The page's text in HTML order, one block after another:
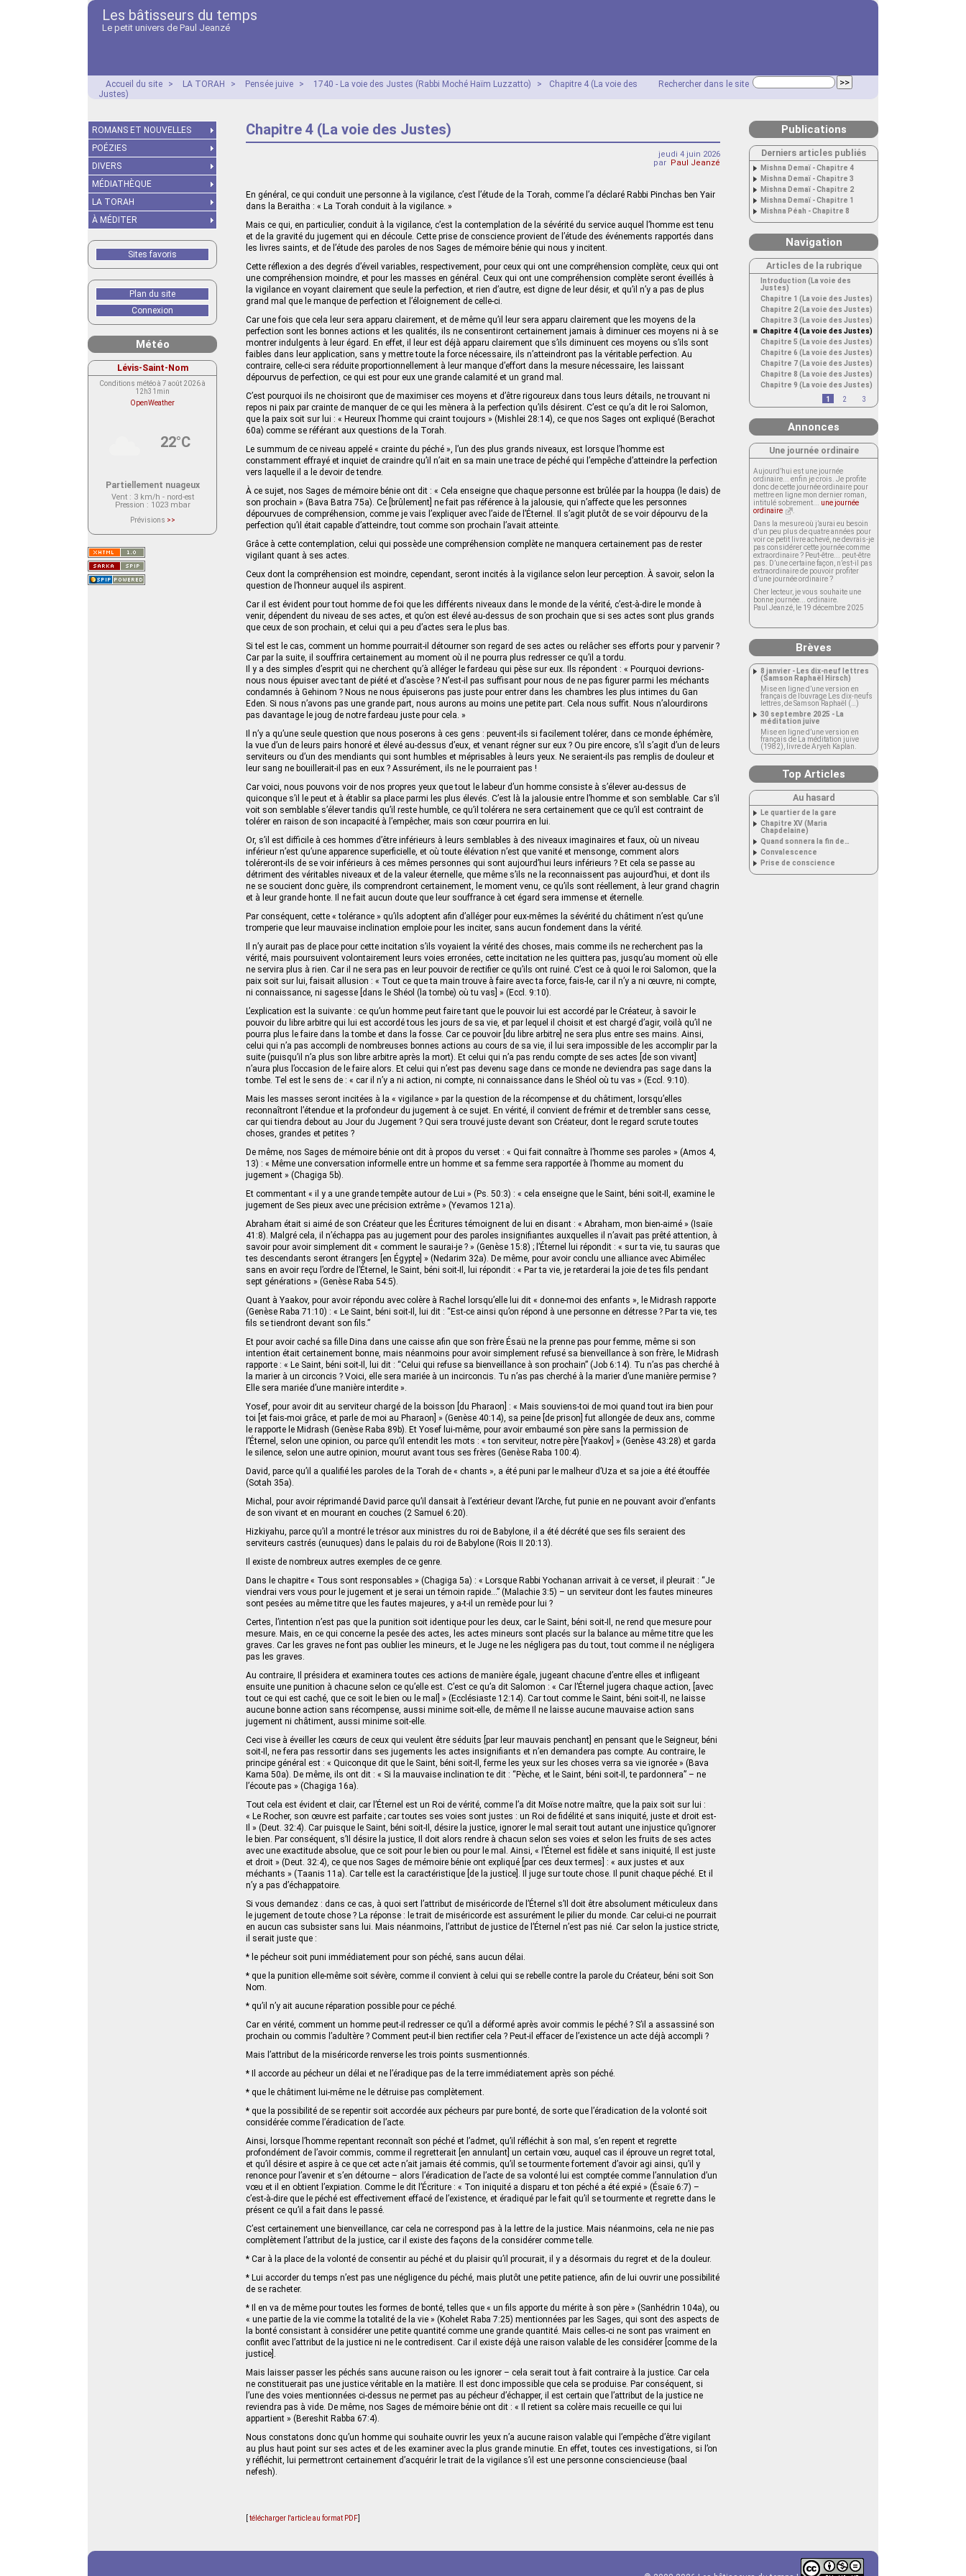
Les bâtisseurs du temps
Le petit univers de Paul Jeanzé
Rechercher dans le site
Accueil du site > LA TORAH > Pensée juive > 1740 - La voie des Justes (Rabbi Moché Haïm Luzzatto) >
Chapitre 4 (La voie des
Justes)
Chapitre 4 (La voie des Justes)
jeudi 4 juin 2026
par Paul Jeanzé
En général, ce qui conduit une personne à la vigilance, c’est l’étude de la Torah, comme l’a déclaré Rabbi Pinchas ben Yair
dans la Beraitha : « La Torah conduit à la vigilance. »
Mais ce qui, en particulier, conduit à la vigilance, c’est la contemplation de la sévérité du service auquel l’homme est tenu
et de la gravité du jugement qui en découle. Cette prise de conscience provient de l’étude des événements rapportés dans
les livres saints, et de l’étude des paroles de nos Sages de mémoire bénie qui nous y incitent.
Cette réflexion a des degrés d’éveil variables, respectivement, pour ceux qui ont une compréhension complète, ceux qui ont
une compréhension moindre, et pour les masses en général. Ceux qui ont une compréhension complète seront éveillés à
la vigilance en voyant clairement que seule la perfection, et rien d’autre, est digne de leur désir, et qu’il n’y a pas de plus
grand mal que le manque de perfection et l’éloignement de celle-ci.
Car une fois que cela leur sera apparu clairement, et de même qu’il leur sera apparu clairement que les moyens de la
perfection sont les bonnes actions et les qualités, ils ne consentiront certainement jamais à diminuer ces moyens ni à se
montrer indulgents à leur égard. En effet, il leur est déjà apparu clairement que s’ils diminuent ces moyens ou s’ils sont
faibles dans leur application, sans y mettre toute la force nécessaire, ils n’atteindront pas la véritable perfection. Au
contraire, celle-ci sera réduite proportionnellement à leur manque d’effort dans la mesure nécessaire, les laissant
dépourvus de perfection, ce qui est pour eux une grande calamité et un grand mal.
C’est pourquoi ils ne choisiront que de maximiser ces moyens et d’être rigoureux dans tous leurs détails, ne trouvant ni
repos ni paix par crainte de manquer de ce qui les mènera à la perfection qu’ils désirent. C’est ce qu’a dit le roi Salomon,
que la paix soit sur lui : « Heureux l’homme qui craint toujours » (Mishlei 28:14), ce que nos Sages ont expliqué (Berachot
60a) comme se référant aux questions de la Torah.
Le summum de ce niveau appelé « crainte du péché », l’un des plus grands niveaux, est lorsque l’homme est
constamment effrayé et inquiet de craindre qu’il n’ait en sa main une trace de péché qui l’empêche d’atteindre la perfection
vers laquelle il a le devoir de tendre.
À ce sujet, nos Sages de mémoire bénie ont dit : « Cela enseigne que chaque personne est brûlée par la houppa (le dais) de
son prochain » (Bava Batra 75a). Ce [brûlement] ne fait pas référence à la jalousie, qui n’affecte que les personnes
dépourvues de compréhension, comme je vais l’expliquer avec l’aide de l’Éternel. Il s’agit plutôt de se voir dépourvu de la
perfection qu’il était capable d’atteindre, tout comme son prochain l’avait atteinte.
Grâce à cette contemplation, celui qui possède une compréhension complète ne manquera certainement pas de rester
vigilant quant à ses actes.
Ceux dont la compréhension est moindre, cependant, seront incités à la vigilance selon leur perception. À savoir, selon la
question de l’honneur auquel ils aspirent.
Car il est évident pour tout homme de foi que les différents niveaux dans le monde de la vérité, c’est-à-dire le monde à
venir, dépendent du niveau de ses actes, et qu’on est élevé au-dessus de son prochain que si ses actes sont plus grands
que ceux de son prochain, et celui qui a peu d’actes sera le plus bas.
Si tel est le cas, comment un homme pourrait-il détourner son regard de ses actes ou relâcher ses efforts pour y parvenir ?
Car par la suite, il souffrira certainement au moment où il ne pourra plus redresser ce qu’il a tordu.
Il y a des simples d’esprit qui ne cherchent qu’à alléger le fardeau qui pèse sur eux. Ils répondent : « Pourquoi devrions-
nous nous épuiser avec tant de piété et d’ascèse ? N’est-il pas suffisant pour nous de ne pas figurer parmi les méchants
condamnés à Gehinom ? Nous ne nous épuiserons pas juste pour entrer dans les chambres les plus intimes du Gan
Eden. Si nous n’avons pas une grande part, nous aurons au moins une petite part. Cela nous suffit. Nous n’alourdirons
pas davantage le joug de notre fardeau juste pour cela. »
Il n’y a qu’une seule question que nous poserons à ces gens : peuvent-ils si facilement tolérer, dans ce monde éphémère,
la vue d’un de leurs pairs honoré et élevé au-dessus d’eux, et venant régner sur eux ? Ou pire encore, s’il s’agit d’un de leurs
serviteurs ou d’un des mendiants qui sont humbles et méprisables à leurs yeux. Ne seraient-ils pas remplis de douleur et
leur sang ne bouillerait-il pas en eux ? Assurément, ils ne le pourraient pas !
Car voici, nous pouvons voir de nos propres yeux que tout le labeur d’un homme consiste à s’élever au-dessus de
quiconque s’il le peut et à établir sa place parmi les plus élevés. C’est là la jalousie entre l’homme et son semblable. Car s’il
voit son semblable s’élever tandis qu’il reste humble, ce qu’il tolérera ne sera certainement que ce qu’il est contraint de
tolérer en raison de son incapacité à l’empêcher, mais son cœur pourrira en lui.
Or, s’il est difficile à ces hommes d’être inférieurs à leurs semblables à des niveaux imaginaires et faux, où un niveau
inférieur n’est qu’une apparence superficielle, et où toute élévation n’est que vanité et mensonge, comment alors
toléreront-ils de se voir inférieurs à ces mêmes personnes qui sont aujourd’hui leurs inférieurs ? Et cela se passe au
détriment des véritables niveaux et de la valeur éternelle, que même s’ils ne la reconnaissent pas aujourd’hui, et dont ils
ne se soucient donc guère, ils comprendront certainement, le moment venu, ce qu’ils sont réellement, à leur grand chagrin
et à leur grande honte. Il ne fait aucun doute que leur souffrance à cet égard sera immense et éternelle.
Par conséquent, cette « tolérance » qu’ils adoptent afin d’alléger pour eux-mêmes la sévérité du châtiment n’est qu’une
tromperie que leur mauvaise inclination emploie pour les inciter, sans aucun fondement dans la vérité.
Il n’y aurait pas de place pour cette incitation s’ils voyaient la vérité des choses, mais comme ils ne recherchent pas la
vérité, mais poursuivent volontairement leurs voies erronées, cette incitation ne les quittera pas, jusqu’au moment où elle
ne servira plus à rien. Car il ne sera pas en leur pouvoir de rectifier ce qu’ils ont ruiné. C’est ce à quoi le roi Salomon, que la
paix soit sur lui, faisait allusion : « Tout ce que ta main trouve à faire avec ta force, fais-le, car il n’y a ni œuvre, ni compte,
ni connaissance, ni sagesse [dans le Shéol (la tombe) où tu vas] » (Eccl. 9:10).
L’explication est la suivante : ce qu’un homme peut faire tant que le pouvoir lui est accordé par le Créateur, à savoir le
pouvoir du libre arbitre qui lui est accordé tous les jours de sa vie, et par lequel il choisit et est chargé d’agir, voilà qu’il ne
pourra plus le faire dans la tombe et dans la fosse. Car ce pouvoir [du libre arbitre] ne sera plus entre ses mains. Ainsi,
celui qui n’a pas accompli de nombreuses bonnes actions au cours de sa vie, il lui sera impossible de les accomplir par la
suite (puisqu’il n’a plus son libre arbitre après la mort). Et celui qui n’a pas rendu compte de ses actes [de son vivant]
n’aura plus l’occasion de le faire alors. Et celui qui n’est pas devenu sage dans ce monde ne deviendra pas sage dans la
tombe. Tel est le sens de : « car il n’y a ni action, ni compte, ni connaissance dans le Shéol où tu vas » (Eccl. 9:10).
Mais les masses seront incitées à la « vigilance » par la question de la récompense et du châtiment, lorsqu’elles
reconnaîtront l’étendue et la profondeur du jugement à ce sujet. En vérité, il convient de frémir et de trembler sans cesse,
car qui tiendra debout au Jour du Jugement ? Qui sera trouvé juste devant son Créateur, dont le regard scrute toutes
choses, grandes et petites ?
De même, nos Sages de mémoire bénie ont dit à propos du verset : « Qui fait connaître à l’homme ses paroles » (Amos 4,
13) : « Même une conversation informelle entre un homme et sa femme sera rapportée à l’homme au moment du
jugement » (Chagiga 5b).
Et commentant « il y a une grande tempête autour de Lui » (Ps. 50:3) : « cela enseigne que le Saint, béni soit-Il, examine le
jugement de Ses pieux avec une précision extrême » (Yevamos 121a).
Abraham était si aimé de son Créateur que les Écritures témoignent de lui en disant : « Abraham, mon bien-aimé » (Isaïe
41:8). Malgré cela, il n’échappa pas au jugement pour des paroles insignifiantes auxquelles il n’avait pas prêté attention, à
savoir pour avoir simplement dit « comment le saurai-je ? » (Genèse 15:8) ; l’Éternel lui répondit : « sur ta vie, tu sauras que
tes descendants seront étrangers [en Égypte] » (Nedarim 32a). De même, pour avoir conclu une alliance avec Abimélec
sans en avoir reçu l’ordre de l’Éternel, le Saint, béni soit-Il, lui répondit : « Par ta vie, je retarderai la joie de tes fils pendant
sept générations » (Genèse Raba 54:5).
Quant à Yaakov, pour avoir répondu avec colère à Rachel lorsqu’elle lui dit « donne-moi des enfants », le Midrash rapporte
(Genèse Raba 71:10) : « Le Saint, béni soit-Il, lui dit : “Est-ce ainsi qu’on répond à une personne en détresse ? Par ta vie, tes
fils se tiendront devant son fils.”
Et pour avoir caché sa fille Dina dans une caisse afin que son frère Ésaü ne la prenne pas pour femme, même si son
intention était certainement bonne, mais néanmoins pour avoir simplement refusé sa bienveillance à son frère, le Midrash
rapporte : « Le Saint, béni soit-Il, lui dit : “Celui qui refuse sa bienveillance à son prochain” (Job 6:14). Tu n’as pas cherché à
la marier à un circoncis ? Voici, elle sera mariée à un incirconcis. Tu n’as pas cherché à la marier d’une manière permise ?
Elle sera mariée d’une manière interdite ».
Yosef, pour avoir dit au serviteur chargé de la boisson [du Pharaon] : « Mais souviens-toi de moi quand tout ira bien pour
toi [et fais-moi grâce, et parle de moi au Pharaon] » (Genèse 40:14), sa peine [de prison] fut allongée de deux ans, comme
le rapporte le Midrash (Genèse Raba 89b). Et Yosef lui-même, pour avoir embaumé son père sans la permission de
l’Éternel, selon une opinion, ou parce qu’il entendit les mots : « ton serviteur, notre père [Yaakov] » (Genèse 43:28) et garda
le silence, selon une autre opinion, mourut avant tous ses frères (Genèse Raba 100:4).
David, parce qu’il a qualifié les paroles de la Torah de « chants », a été puni par le malheur d’Uza et sa joie a été étouffée
(Sotah 35a).
Michal, pour avoir réprimandé David parce qu’il dansait à l’extérieur devant l’Arche, fut punie en ne pouvant avoir d’enfants
de son vivant et en mourant en couches (2 Samuel 6:20).
Hizkiyahu, parce qu’il a montré le trésor aux ministres du roi de Babylone, il a été décrété que ses fils seraient des
serviteurs castrés (eunuques) dans le palais du roi de Babylone (Rois II 20:13).
Il existe de nombreux autres exemples de ce genre.
Dans le chapitre « Tous sont responsables » (Chagiga 5a) : « Lorsque Rabbi Yochanan arrivait à ce verset, il pleurait : “Je
viendrai vers vous pour le jugement et je serai un témoin rapide…” (Malachie 3:5) – un serviteur dont les fautes mineures
sont pesées au même titre que les fautes majeures, y a-t-il un remède pour lui ?
Certes, l’intention n’est pas que la punition soit identique pour les deux, car le Saint, béni soit-Il, ne rend que mesure pour
mesure. Mais, en ce qui concerne la pesée des actes, les actes mineurs sont placés sur la balance au même titre que les
graves. Car les graves ne font pas oublier les mineurs, et le Juge ne les négligera pas du tout, tout comme il ne négligera
pas les graves.
Au contraire, Il présidera et examinera toutes ces actions de manière égale, jugeant chacune d’entre elles et infligeant
ensuite une punition à chacune selon ce qu’elle est. C’est ce qu’a dit Salomon : « Car l’Éternel jugera chaque action, [avec
tout ce qui est caché, que ce soit le bien ou le mal] » (Ecclésiaste 12:14). Car tout comme le Saint, béni soit-Il, ne laisse
aucune bonne action sans récompense, aussi minime soit-elle, de même Il ne laisse aucune mauvaise action sans
jugement ni châtiment, aussi minime soit-elle.
Ceci vise à éveiller les cœurs de ceux qui veulent être séduits [par leur mauvais penchant] en pensant que le Seigneur, béni
soit-Il, ne fera pas ressortir dans ses jugements les actes insignifiants et n’en demandera pas compte. Au contraire, le
principe général est : « Quiconque dit que le Saint, béni soit-Il, ferme les yeux sur les choses verra sa vie ignorée » (Bava
Kama 50a). De même, ils ont dit : « Si la mauvaise inclination te dit : “Pèche, et le Saint, béni soit-Il, te pardonnera” – ne
l’écoute pas » (Chagiga 16a).
Tout cela est évident et clair, car l’Éternel est un Roi de vérité, comme l’a dit Moïse notre maître, que la paix soit sur lui :
« Le Rocher, son œuvre est parfaite ; car toutes ses voies sont justes : un Roi de fidélité et sans iniquité, juste et droit est-
Il » (Deut. 32:4). Car puisque le Saint, béni soit-Il, désire la justice, ignorer le mal serait tout autant une injustice qu’ignorer
le bien. Par conséquent, s’Il désire la justice, Il doit alors rendre à chacun selon ses voies et selon les fruits de ses actes
avec une exactitude absolue, que ce soit pour le bien ou pour le mal. Ainsi, « l’Éternel est fidèle et sans iniquité, Il est juste
et droit » (Deut. 32:4), ce que nos Sages de mémoire bénie ont expliqué [par ces deux termes] : « aux justes et aux
méchants » (Taanis 11a). Car telle est la caractéristique [de la justice]. Il juge sur toute chose. Il punit chaque péché. Et il
n’y a pas d’échappatoire.
Si vous demandez : dans ce cas, à quoi sert l’attribut de miséricorde de l’Éternel s’Il doit être absolument méticuleux dans
le jugement de toute chose ? La réponse : le trait de miséricorde est assurément le pilier du monde. Car celui-ci ne pourrait
en aucun cas subsister sans lui. Mais néanmoins, l’attribut de justice de l’Éternel n’est pas nié. Car selon la justice stricte,
il serait juste que :
* le pécheur soit puni immédiatement pour son péché, sans aucun délai.
* que la punition elle-même soit sévère, comme il convient à celui qui se rebelle contre la parole du Créateur, béni soit Son
Nom.
* qu’il n’y ait aucune réparation possible pour ce péché.
Car en vérité, comment un homme peut-il redresser ce qu’il a déformé après avoir commis le péché ? S’il a assassiné son
prochain ou commis l’adultère ? Comment peut-il bien rectifier cela ? Peut-il effacer de l’existence un acte déjà accompli ?
Mais l’attribut de la miséricorde renverse les trois points susmentionnés.
* Il accorde au pécheur un délai et ne l’éradique pas de la terre immédiatement après son péché.
* que le châtiment lui-même ne le détruise pas complètement.
* que la possibilité de se repentir soit accordée aux pécheurs par pure bonté, de sorte que l’éradication de la volonté soit
considérée comme l’éradication de l’acte.
Ainsi, lorsque l’homme repentant reconnaît son péché et l’admet, qu’il réfléchit à son mal, s’en repent et regrette
profondément de l’avoir commis, comme il regretterait [en annulant] un certain vœu, auquel cas il éprouve un regret total,
et qu’il désire et aspire à ce que cet acte n’ait jamais été commis, qu’il se tourmente fortement d’avoir agi ainsi, qu’il y
renonce pour l’avenir et s’en détourne – alors l’éradication de l’acte de sa volonté lui est comptée comme l’annulation d’un
vœu et il en obtient l’expiation. Comme le dit l’Écriture : « Ton iniquité a disparu et ton péché a été expié » (Ésaïe 6:7) –
c’est-à-dire que le péché est effectivement effacé de l’existence, et éradiqué par le fait qu’il se tourmente et regrette dans le
présent ce qu’il a fait dans le passé.
C’est certainement une bienveillance, car cela ne correspond pas à la lettre de la justice. Mais néanmoins, cela ne nie pas
complètement l’attribut de la justice, car il existe des façons de la considérer comme telle.
* Car à la place de la volonté de consentir au péché et du plaisir qu’il procurait, il y a désormais du regret et de la douleur.
* Lui accorder du temps n’est pas une négligence du péché, mais plutôt une petite patience, afin de lui ouvrir une possibilité
de se racheter.
* Il en va de même pour toutes les formes de bonté, telles que « un fils apporte du mérite à son père » (Sanhédrin 104a), ou
« une partie de la vie comme la totalité de la vie » (Kohelet Raba 7:25) mentionnées par les Sages, qui sont des aspects de
la bonté consistant à considérer une petite quantité comme une grande quantité. Mais celles-ci ne sont pas vraiment en
conflit avec l’attribut de la justice ni ne le contredisent. Car il existe déjà une raison valable de les considérer [comme de la
justice].
Mais laisser passer les péchés sans aucune raison ou les ignorer – cela serait tout à fait contraire à la justice. Car cela
ne constituerait pas une justice véritable en la matière. Il est donc impossible que cela se produise. Par conséquent, si
l’une des voies mentionnées ci-dessus ne permet pas au pécheur d’échapper, il est certain que l’attribut de la justice ne
reviendra pas à vide. De même, nos Sages de mémoire bénie ont dit : « Il retient sa colère mais recueille ce qui lui
appartient » (Bereshit Rabba 67:4).
Nous constatons donc qu’un homme qui souhaite ouvrir les yeux n’a aucune raison valable qui l’empêche d’être vigilant
au plus haut point sur ses actes et de les examiner avec la plus grande minutie. En effet, toutes ces investigations, si l’on
y réfléchit, lui permettront certainement d’acquérir le trait de la vigilance s’il est une personne consciencieuse (baal
nefesh).
télécharger l'article au format PDF
ROMANS ET NOUVELLES
POÉZIES
DIVERS
MÉDIATHÈQUE
LA TORAH
À MÉDITER
Sites favoris
Plan du site
Connexion
Météo
Lévis-Saint-Nom
Conditions météo à 7 août 2026 à
12h31min
OpenWeather
22°C
Partiellement nuageux
Vent: 3 km/h - nord-est
Pression : 1023 mbar
Prévisions >>
actuellement aucune prévision
Saint-Nom.
Veuillez consulter le message du
service ci-dessous.
(401 - Invalid API key. Please see
https://openweathermap.org/faq#error401
Publications
Derniers articles publiés
Mishna Demaï - Chapitre 4
Mishna Demaï - Chapitre 3
Mishna Demaï - Chapitre 2
Mishna Demaï - Chapitre 1
Mishna Péah - Chapitre 8
Navigation
Articles de la rubrique
Introduction (La voie des
Justes)
Chapitre 1 (La voie des Justes)
Chapitre 2 (La voie des Justes)
Chapitre 3 (La voie des Justes)
Chapitre 4 (La voie des Justes)
Chapitre 5 (La voie des Justes)
Chapitre 6 (La voie des Justes)
Chapitre 7 (La voie des Justes)
Chapitre 8 (La voie des Justes)
Chapitre 9 (La voie des Justes)
1
2 3
Annonces
Une journée ordinaire
Aujourd’hui est une journée
ordinaire... enfin je crois. Je profite
donc de cette journée ordinaire pour
mettre en ligne mon dernier roman,
intitulé sobrement... une journée
ordinaire
Dans la mesure où j’aurai eu besoin
d’un peu plus de quatre années pour
voir ce petit livre achevé, ne devrais-je
pas considérer cette journée comme
extraordinaire ? Peut-être... peut-être
pas. D’une certaine façon, n’est-il pas
extraordinaire de pouvoir profiter
d’une journée ordinaire ?
Cher lecteur, je vous souhaite une
bonne journée... ordinaire.
Paul Jeanzé, le 19 décembre 2025
Brèves
8 janvier - Les dix-neuf lettres
(Samson Raphaël Hirsch)
Mise en ligne d’une version en
français de l’ouvrage Les dix-neufs
lettres, de Samson Raphaël (…)
30 septembre 2025 - La
méditation juive
Mise en ligne d’une version en
français de La méditation juive
(1982), livre de Aryeh Kaplan.
Top Articles
Au hasard
Le quartier de la gare
Chapitre XV (Maria
Chapdelaine)
Quand sonnera la fin de…
Convalescence
Prise de conscience